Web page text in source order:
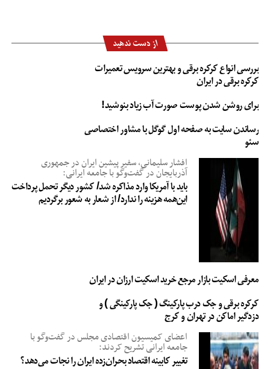
از دست ندهید
بررسی انواع کرکره برقی و بهترین سرویس تعمیرات
کرکره برقی در ایران
برای روشن شدن پوست صورت آب زیاد بنوشید!
رساندن سایت به صفحه اول گوگل با مشاور اختصاصی
سئو
افشار سلیمانی، سفیر پیشین ایران در جمهوری
آذربایجان در گفت‌وگو با جامعه ایرانی:
باید با آمریکا وارد مذاکره شد/ کشور دیگر تحمل پرداخت
این‌همه هزینه را ندارد/ از شعار به شعور برگردیم
معرفی اسکیت بازار مرجع خرید اسکیت ارزان در ایران
کرکره برقی و جک درب پارکینگ ( جک پارکینگی ) و
دزدگیر اماکن در تهران و کرج
اعضای کمیسیون اقتصادی مجلس در گفت‌وگو با
جامعه ایرانی تشریح کردند:
تغییر کابینه اقتصاد بحران‌زده ایران را نجات می‌دهد؟